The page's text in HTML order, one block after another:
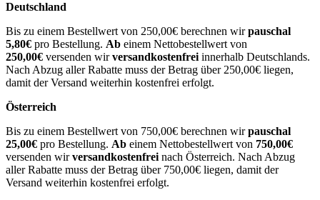
Deutschland
Bis zu einem Bestellwert von 250,00€ berechnen wirpauschal
5,80€ pro Bestellung. Ab einem Nettobestellwert von
250,00€ versenden wirversandkostenfreiinnerhalb Deutschlands.
Nach Abzug aller Rabatte muss der Betrag über 250,00€ liegen,
damit der Versand weiterhin kostenfrei erfolgt.
Österreich
Bis zu einem Bestellwert von 750,00€ berechnen wirpauschal
25,00€ pro Bestellung. Ab einem Nettobestellwert von 750,00€
versenden wirversandkostenfreinach Österreich. Nach Abzug
aller Rabatte muss der Betrag über 750,00€ liegen, damit der
Versand weiterhin kostenfrei erfolgt.